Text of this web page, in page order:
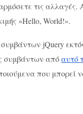
τις αλλαγές.
«Hello, World!».
jQuery
συμβάντων απόαυτό
που μπορεί